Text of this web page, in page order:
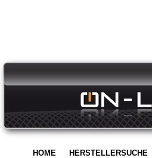
HOME HERSTELLERSUCHE